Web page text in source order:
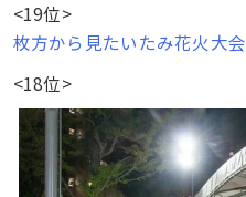
<19位>
枚方から見たいたみ花火大会
<18位>